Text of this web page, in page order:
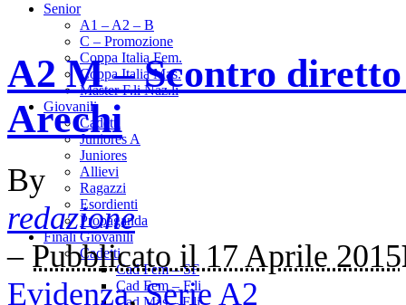
Senior
A1 – A2 – B
C – Promozione
Coppa Italia Fem.
Coppa Italia Mas.
Master F.li Naz.li
Giovanili
Cadetti
Juniores A
Juniores
Allievi
Ragazzi
Esordienti
Propaganda
Finali Giovanili
Cadetti
Cad Fem – SF
Cad Fem – F.li
Cad Mas – F.li
A2 M – Scontro
Arechi
By
redazione
– Pubblicato il 17 Aprile 2015
Evidenza,Serie A2